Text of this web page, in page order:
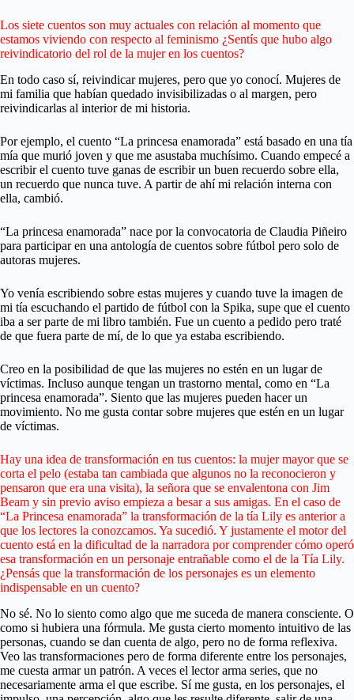
Los siete cuentos son muy actuales con relación al momento que
estamos viviendo con respecto al feminismo ¿Sentís que hubo algo
reivindicatorio del rol de la mujer en los cuentos?
En todo caso sí, reivindicar mujeres, pero que yo conocí. Mujeres de
mi familia que habían quedado invisibilizadas o al margen, pero
reivindicarlas al interior de mi historia.
Por ejemplo, el cuento “La princesa enamorada” está basado en una tía
mía que murió joven y que me asustaba muchísimo. Cuando empecé a
escribir el cuento tuve ganas de escribir un buen recuerdo sobre ella,
un recuerdo que nunca tuve. A partir de ahí mi relación interna con
ella, cambió.
“La princesa enamorada” nace por la convocatoria de Claudia Piñeiro
para participar en una antología de cuentos sobre fútbol pero solo de
autoras mujeres.
Yo venía escribiendo sobre estas mujeres y cuando tuve la imagen de
mi tía escuchando el partido de fútbol con la Spika, supe que el cuento
iba a ser parte de mi libro también. Fue un cuento a pedido pero traté
de que fuera parte de mí, de lo que ya estaba escribiendo.
Creo en la posibilidad de que las mujeres no estén en un lugar de
víctimas. Incluso aunque tengan un trastorno mental, como en “La
princesa enamorada”. Siento que las mujeres pueden hacer un
movimiento. No me gusta contar sobre mujeres que estén en un lugar
de víctimas.
Hay una idea de transformación en tus cuentos: la mujer mayor que se
corta el pelo (estaba tan cambiada que algunos no la reconocieron y
pensaron que era una visita), la señora que se envalentona con Jim
Beam y sin previo aviso empieza a besar a sus amigas. En el caso de
“La Princesa enamorada” la transformación de la tía Lily es anterior a
que los lectores la conozcamos. Ya sucedió. Y justamente el motor del
cuento está en la dificultad de la narradora por comprender cómo operó
esa transformación en un personaje entrañable como el de la Tía Lily.
¿Pensás que la transformación de los personajes es un elemento
indispensable en un cuento?
No sé. No lo siento como algo que me suceda de manera consciente. O
como si hubiera una fórmula. Me gusta cierto momento intuitivo de las
personas, cuando se dan cuenta de algo, pero no de forma reflexiva.
Veo las transformaciones pero de forma diferente entre los personajes,
me cuesta armar un patrón. A veces el lector arma series, que no
necesariamente arma el que escribe. Sí me gusta, en los personajes, el